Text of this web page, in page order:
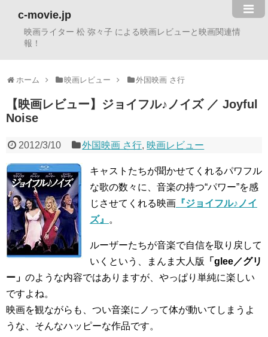
c-movie.jp
映画ライター 松 弥々子 による映画レビューと映画関連情
報！
ホーム 映画レビュー 外国映画 さ行
【映画レビュー】ジョイフル♪ノイズ ／ Joyful
Noise
2012/3/10 外国映画 さ行, 映画レビュー
キャストたちが聞かせてくれるパワフル
な歌の数々に、音楽の持つ“パワー”を感
じさせてくれる映画 『ジョイフル♪ノイ
ズ』
。
ルーザーたちが音楽で自信を取り戻して
いくという、まんま大人版
「glee／グリ
ー」 のような内容ではありますが、やっぱり単純に楽しい
ですよね。
映画を観ながらも、つい音楽にノって体が動いてしまうよ
うな、そんなハッピーな作品です。